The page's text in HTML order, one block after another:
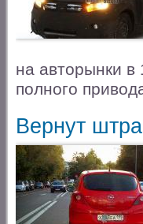
на авторынки
полного
Вернут